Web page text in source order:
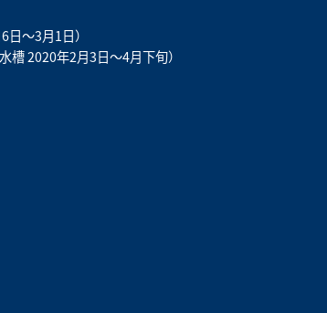
～3月1日）
2020年2月3日～4月下旬）